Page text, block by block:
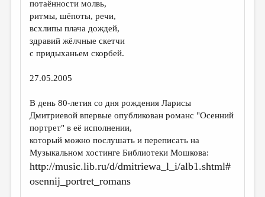
ПЕРЕВОДЫ
КОНКУРСЫ
ДЕТСКАЯ КОМНАТА
КНИЖНАЯ ПОЛКА
ОБЗОР ЛИТЕРАТУРЫ
СТРАНИЦЫ ПАМЯТИ
ОБЪЯВЛЕНИЯ
КОЛОНКА РЕДАКТОРА
РЕДКОЛЛЕГИЯ
потаённости молвь,
ритмы, шёпоты, речи,
всхлипы плача дождей,
здравий жёлчные скетчи
с придыханьем скорбей.
27.05.2005
В день 80-летия со дня рождения Ларисы
Дмитриевой впервые опубликован романс "Осенний
портрет" в её исполнении,
который можно послушать и переписать на
Музыкальном хостинге Библиотеки Мошкова:
http://music.lib.ru/d/dmitriewa_l_i/alb1.shtml#
osennij_portret_romans